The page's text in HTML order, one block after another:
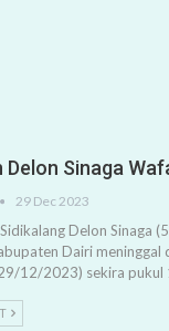
Delon Sinaga
29 Dec 2023
Delon Sinaga
Dairi meninggal
12/2023) sekira